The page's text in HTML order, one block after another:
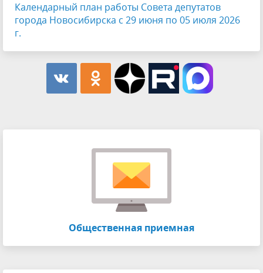
Календарный план работы Совета депутатов
города Новосибирска с 29 июня по 05 июля 2026
г.
Общественная приемная